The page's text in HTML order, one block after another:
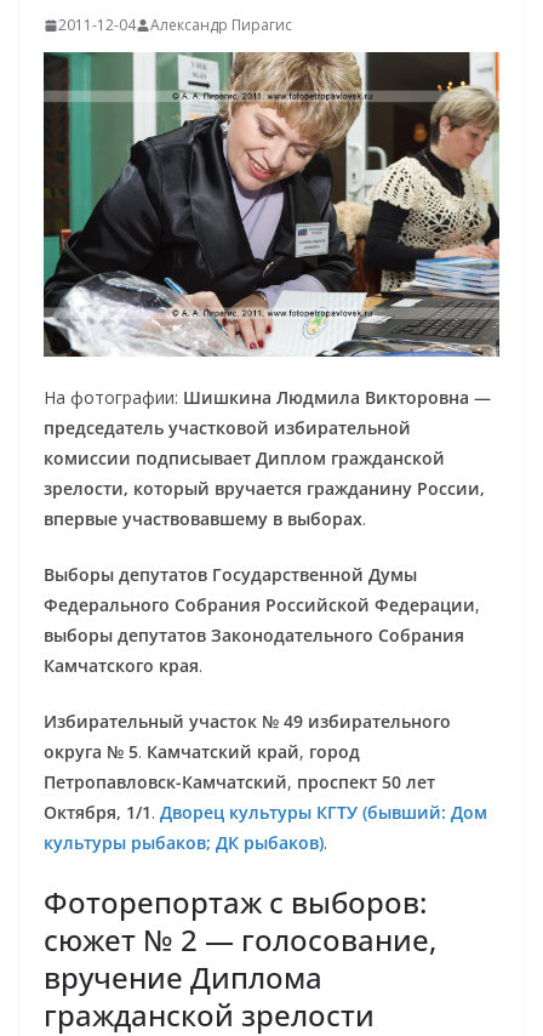
2011-12-04 Александр Пирагис
На фотографии: Шишкина Людмила Викторовна —
председатель участковой избирательной
комиссии подписывает Диплом гражданской
зрелости, который вручается гражданину России,
впервые участвовавшему в выборах.
Выборы депутатов Государственной Думы
Федерального Собрания Российской Федерации,
выборы депутатов Законодательного Собрания
Камчатского края.
Избирательный участок № 49 избирательного
округа № 5. Камчатский край, город
Петропавловск-Камчатский, проспект 50 лет
Октября, 1/1. Дворец культуры КГТУ (бывший: Дом
культуры рыбаков; ДК рыбаков).
Фоторепортаж с выборов:
сюжет № 2 — голосование,
вручение Диплома
гражданской зрелости